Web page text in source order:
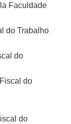
Faculdade
do Trabalho
do
do
do